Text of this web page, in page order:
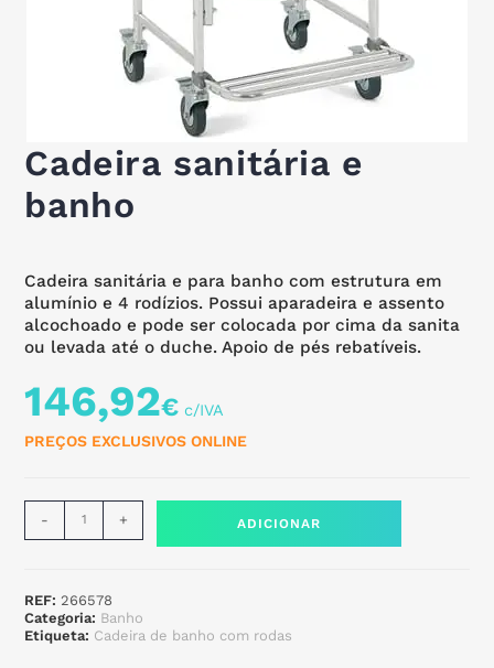
Cadeira sanitária e
banho
Cadeira sanitária e para banho com estrutura em
alumínio e 4 rodízios. Possui aparadeira e assento
alcochoado e pode ser colocada por cima da sanita
ou levada até o duche. Apoio de pés rebatíveis.
146,92€
PREÇOS EXCLUSIVOS ONLINE
- + ADICIONAR
REF:266578
Categoria: Banho
Etiqueta: Cadeira de banho com rodas